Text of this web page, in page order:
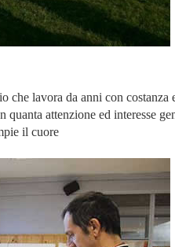
lavora da anni con costanza
quanta attenzione ed interesse
il cuore